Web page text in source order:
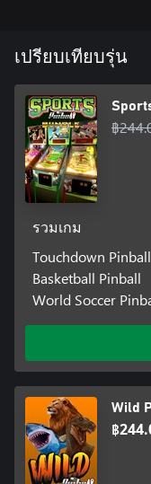
เปรียบเทียบรุ่น
฿
รวมเกม
Touchdown Pinball
Basketball Pinball
World Soccer
Wild
฿